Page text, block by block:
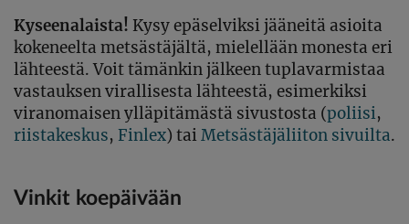
Kyseenalaista! Kysy epäselviksi jääneitä asioita
kokeneelta metsästäjältä, mielellään monesta eri
lähteestä. Voit tämänkin jälkeen tuplavarmistaa
vastauksen virallisesta lähteestä, esimerkiksi
viranomaisen ylläpitämästä sivustosta (poliisi,
riistakeskus, Finlex) tai Metsästäjäliiton sivuilta.
Vinkit koepäivään